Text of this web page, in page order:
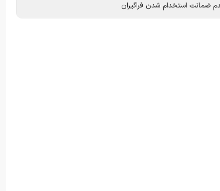
ضمانت استخدام شدن فراگیران